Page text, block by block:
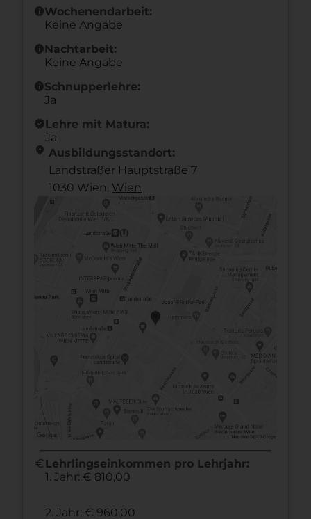
infoWochenendarbeit:
Keine Angabe
infoNachtarbeit:
Keine Angabe
infoSchnupperlehre:
Ja
new_releasesLehre mit Matura:
Ja
location_on Ausbildungsstandort:
Landstraßer Hauptstraße 7
1030 Wien, Wien
euro Lehrlingseinkommen pro Lehrjahr:
1. Jahr: € 810,00
2. Jahr: € 960,00